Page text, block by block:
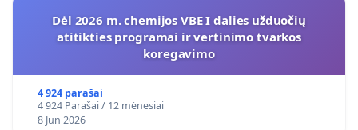
Dėl 2026 m. chemijos VBE I dalies užduočių
atitikties programai ir vertinimo tvarkos
koregavimo
4 924 parašai
4 924 Parašai / 12 mėnesiai
8 Jun 2026